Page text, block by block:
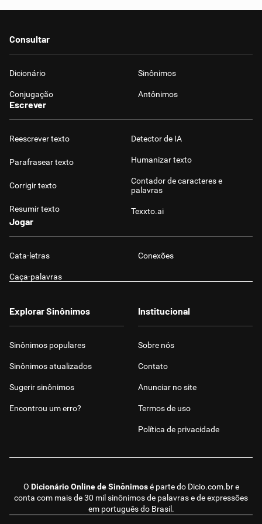
Consultar
Dicionário Sinônimos
Conjugação Antônimos
Escrever
Reescrever texto
Parafrasear texto
Corrigir texto
Resumir texto
Detector de IA
Humanizar texto
Contador de caracteres e
palavras
Texxto.ai
Jogar
Cata-letras Conexões
Caça-palavras
O Dicionário Online de Sinônimosé parte do Dicio.com.bre
conta com mais de 30 mil sinônimos de palavras e de expressões
em português do Brasil.
Explorar Sinônimos
Sinônimos populares
Sinônimos atualizados
Sugerir sinônimos
Encontrou um erro?
Institucional
Sobre nós
Contato
Anunciar no site
Termos de uso
Política de privacidade